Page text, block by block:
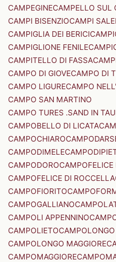
CAMPEGINECAMPELLO SUL
CAMPI BISENZIOCAMPI
CAMPIGLIA DEI BERICI
CAMPIGLIONE FENILE
CAMPITELLO DI FASSA
CAMPO DI GIOVECAMPO DI
CAMPO LIGURECAMPO
CAMPO SAN MARTINO
CAMPO TURES .SAND IN
CAMPOBELLO DI LICATA
CAMPOCHIARO
CAMPODIMELE
CAMPODOROCAMPOFELICE
CAMPOFELICE DI ROCCELLA
CAMPOFIORITO
CAMPOGALLIANO
CAMPOLI APPENNINO
CAMPOLIETO
CAMPOLONGO MAGGIORE
CAMPOMAGGIORE